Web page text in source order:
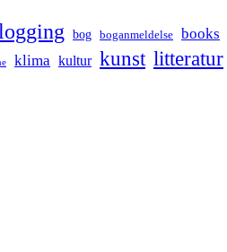
bog boganmeldelse books
klima kultur kunst litteratur